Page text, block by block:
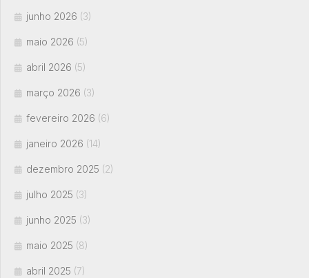
junho 2026 (3)
maio 2026 (5)
abril 2026 (5)
março 2026 (3)
fevereiro 2026 (6)
janeiro 2026 (14)
dezembro 2025 (2)
julho 2025 (3)
junho 2025 (3)
maio 2025 (8)
abril 2025 (7)